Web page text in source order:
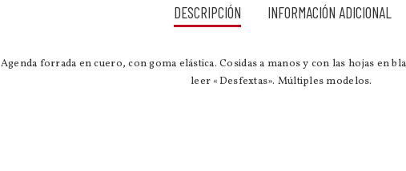
DESCRIPCIÓN INFORMACIÓN ADICIONAL
Agenda forrada en cuero, con goma elástica. Cosidas a manos y con las hojas en
leer «Desfextas». Múltiples modelos.